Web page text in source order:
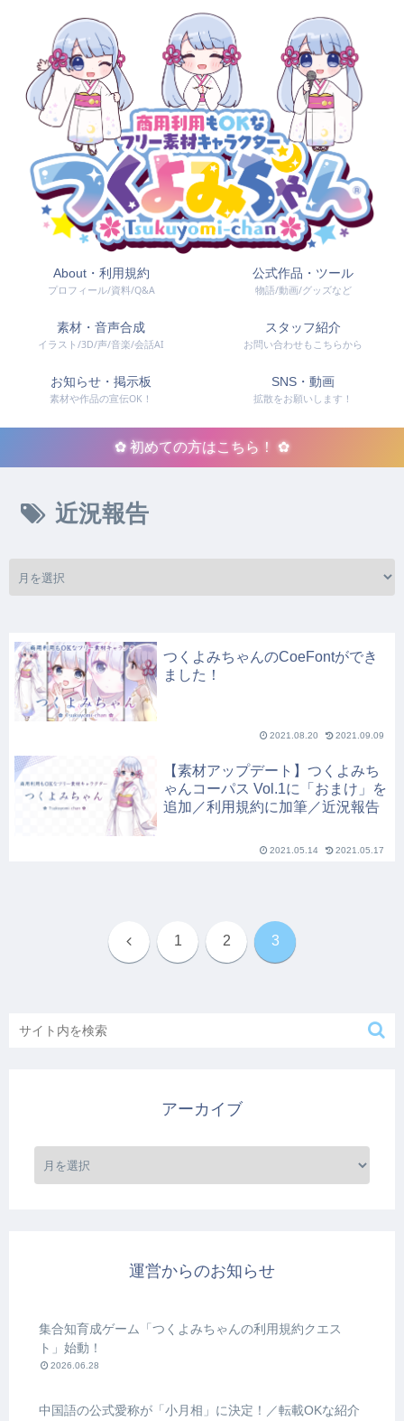
About・利用規約
プロフィール/資料/Q&A
公式作品・ツール
物語/動画/グッズなど
素材・音声合成
イラスト/3D/声/音楽/会話AI
スタッフ紹介
お問い合わせもこちらから
お知らせ・掲示板
素材や作品の宣伝OK！
SNS・動画
拡散をお願いします！
✿ 初めての方はこちら！ ✿
近況報告
つくよみちゃんのCoeFontができ
ました！
2021.08.20 2021.09.09
【素材アップデート】つくよみち
ゃんコーパス Vol.1に「おまけ」を
追加／利用規約に加筆／近況報告
2021.05.14 2021.05.17
前 1 2 3
アーカイブ
運営からのお知らせ
集合知育成ゲーム「つくよみちゃんの利用規約クエス
ト」始動！
2026.06.28
中国語の公式愛称が「小月相」に決定！／転載OKな紹介